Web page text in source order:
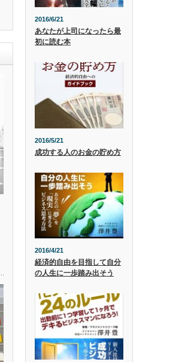
2016/6/21
あなたが上司になったら最
初に読む本
2016/5/21
成功する人のお金の貯め方
2016/4/21
経済的自由を目指して自分
の人生に一歩踏み出そう